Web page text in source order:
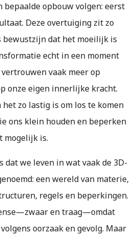
opbouw volgen: eerst
Deze overtuiging zit zo
bewustzijn dat het moeilijk is
echt in een moment
vaak meer op
onze eigen innerlijke kracht.
zo lastig is om los te komen
ons klein houden en beperken
mogelijk is.
dat we leven in wat vaak de 3D-
een wereld van materie,
regels en beperkingen.
en traag—omdat
oorzaak en gevolg. Maar